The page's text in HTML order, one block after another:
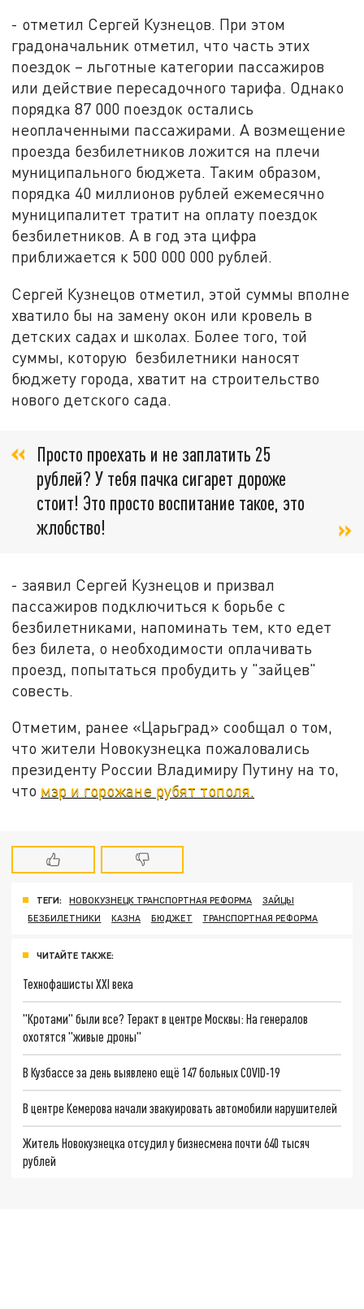
- отметил Сергей Кузнецов. При этом
градоначальник отметил, что часть этих
поездок – льготные категории пассажиров
или действие пересадочного тарифа. Однако
порядка 87 000 поездок остались
неоплаченными пассажирами. А возмещение
проезда безбилетников ложится на плечи
муниципального бюджета. Таким образом,
порядка 40 миллионов рублей ежемесячно
муниципалитет тратит на оплату поездок
безбилетников. А в год эта цифра
приближается к 500 000 000 рублей.
Сергей Кузнецов отметил, этой суммы вполне
хватило бы на замену окон или кровель в
детских садах и школах. Более того, той
суммы, которую безбилетники наносят
бюджету города, хватит на строительство
нового детского сада.
Просто проехать и не заплатить 25
рублей? У тебя пачка сигарет дороже
стоит! Это просто воспитание такое, это
жлобство!
- заявил Сергей Кузнецов и призвал
пассажиров подключиться к борьбе с
безбилетниками, напоминать тем, кто едет
без билета, о необходимости оплачивать
проезд, попытаться пробудить у "зайцев"
совесть.
Отметим, ранее «Царьград» сообщал о том,
что жители Новокузнецка пожаловались
президенту России Владимиру Путину на то,
что мэр и горожане рубят тополя.
ТЕГИ: НОВОКУЗНЕЦК ТРАНСПОРТНАЯ РЕФОРМА
ЗАЙЦЫ
БЕЗБИЛЕТНИКИ
КАЗНА БЮДЖЕТ ТРАНСПОРТНАЯ РЕФОРМА
ЧИТАЙТЕ ТАКЖЕ:
Технофашисты XXI века
"Кротами" были все? Теракт в центре Москвы: На генералов
охотятся "живые дроны"
В Кузбассе за день выявлено ещё 147 больных COVID-19
В центре Кемерова начали эвакуировать автомобили нарушителей
Житель Новокузнецка отсудил у бизнесмена почти 640 тысяч
рублей